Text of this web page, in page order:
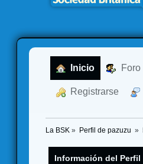
Inicio Foro
Registrarse
La BSK » Perfil de pazuzu »
Información del Perfil